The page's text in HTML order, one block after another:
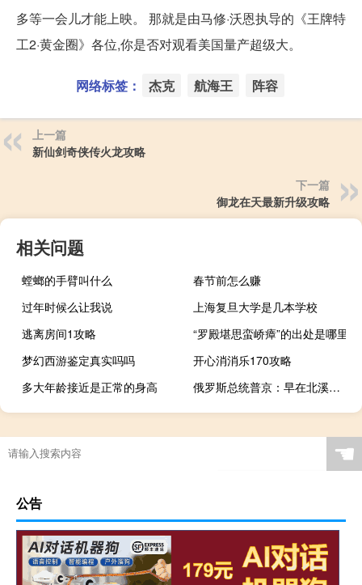
多等一会儿才能上映。 那就是由马修·沃恩执导的《王牌特
工2·黄金圈》各位,你是否对观看美国量产超级大。
网络标签： 杰克 航海王 阵容
上一篇
新仙剑奇侠传火龙攻略
下一篇
御龙在天最新升级攻略
相关问题
螳螂的手臂叫什么
春节前怎么赚
过年时候么让我说
上海复旦大学是几本学校
逃离房间1攻略
“罗殿堪思蛮峤瘴”的出处是哪里
梦幻西游鉴定真实吗吗
开心消消乐170攻略
多大年龄接近是正常的身高
俄罗斯总统普京：早在北溪天然气管道爆炸之前美国总统就曾表示应停止俄罗斯的天然气供应
☚
公告